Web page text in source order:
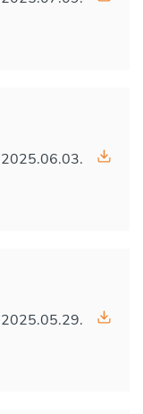
2025.06.03.
2025.05.29.